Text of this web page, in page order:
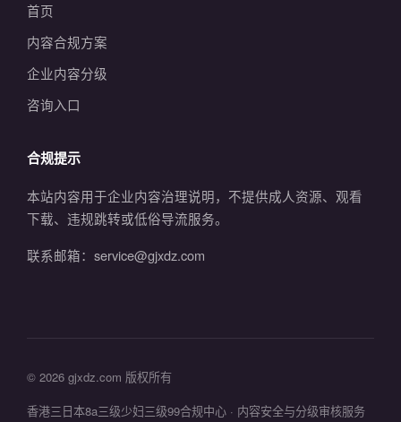
首页
内容合规方案
企业内容分级
咨询入口
合规提示
本站内容用于企业内容治理说明，不提供成人资源、观看
下载、违规跳转或低俗导流服务。
联系邮箱：service@gjxdz.com
© 2026 gjxdz.com 版权所有
香港三日本8a三级少妇三级99合规中心 · 内容安全与分级审核服务